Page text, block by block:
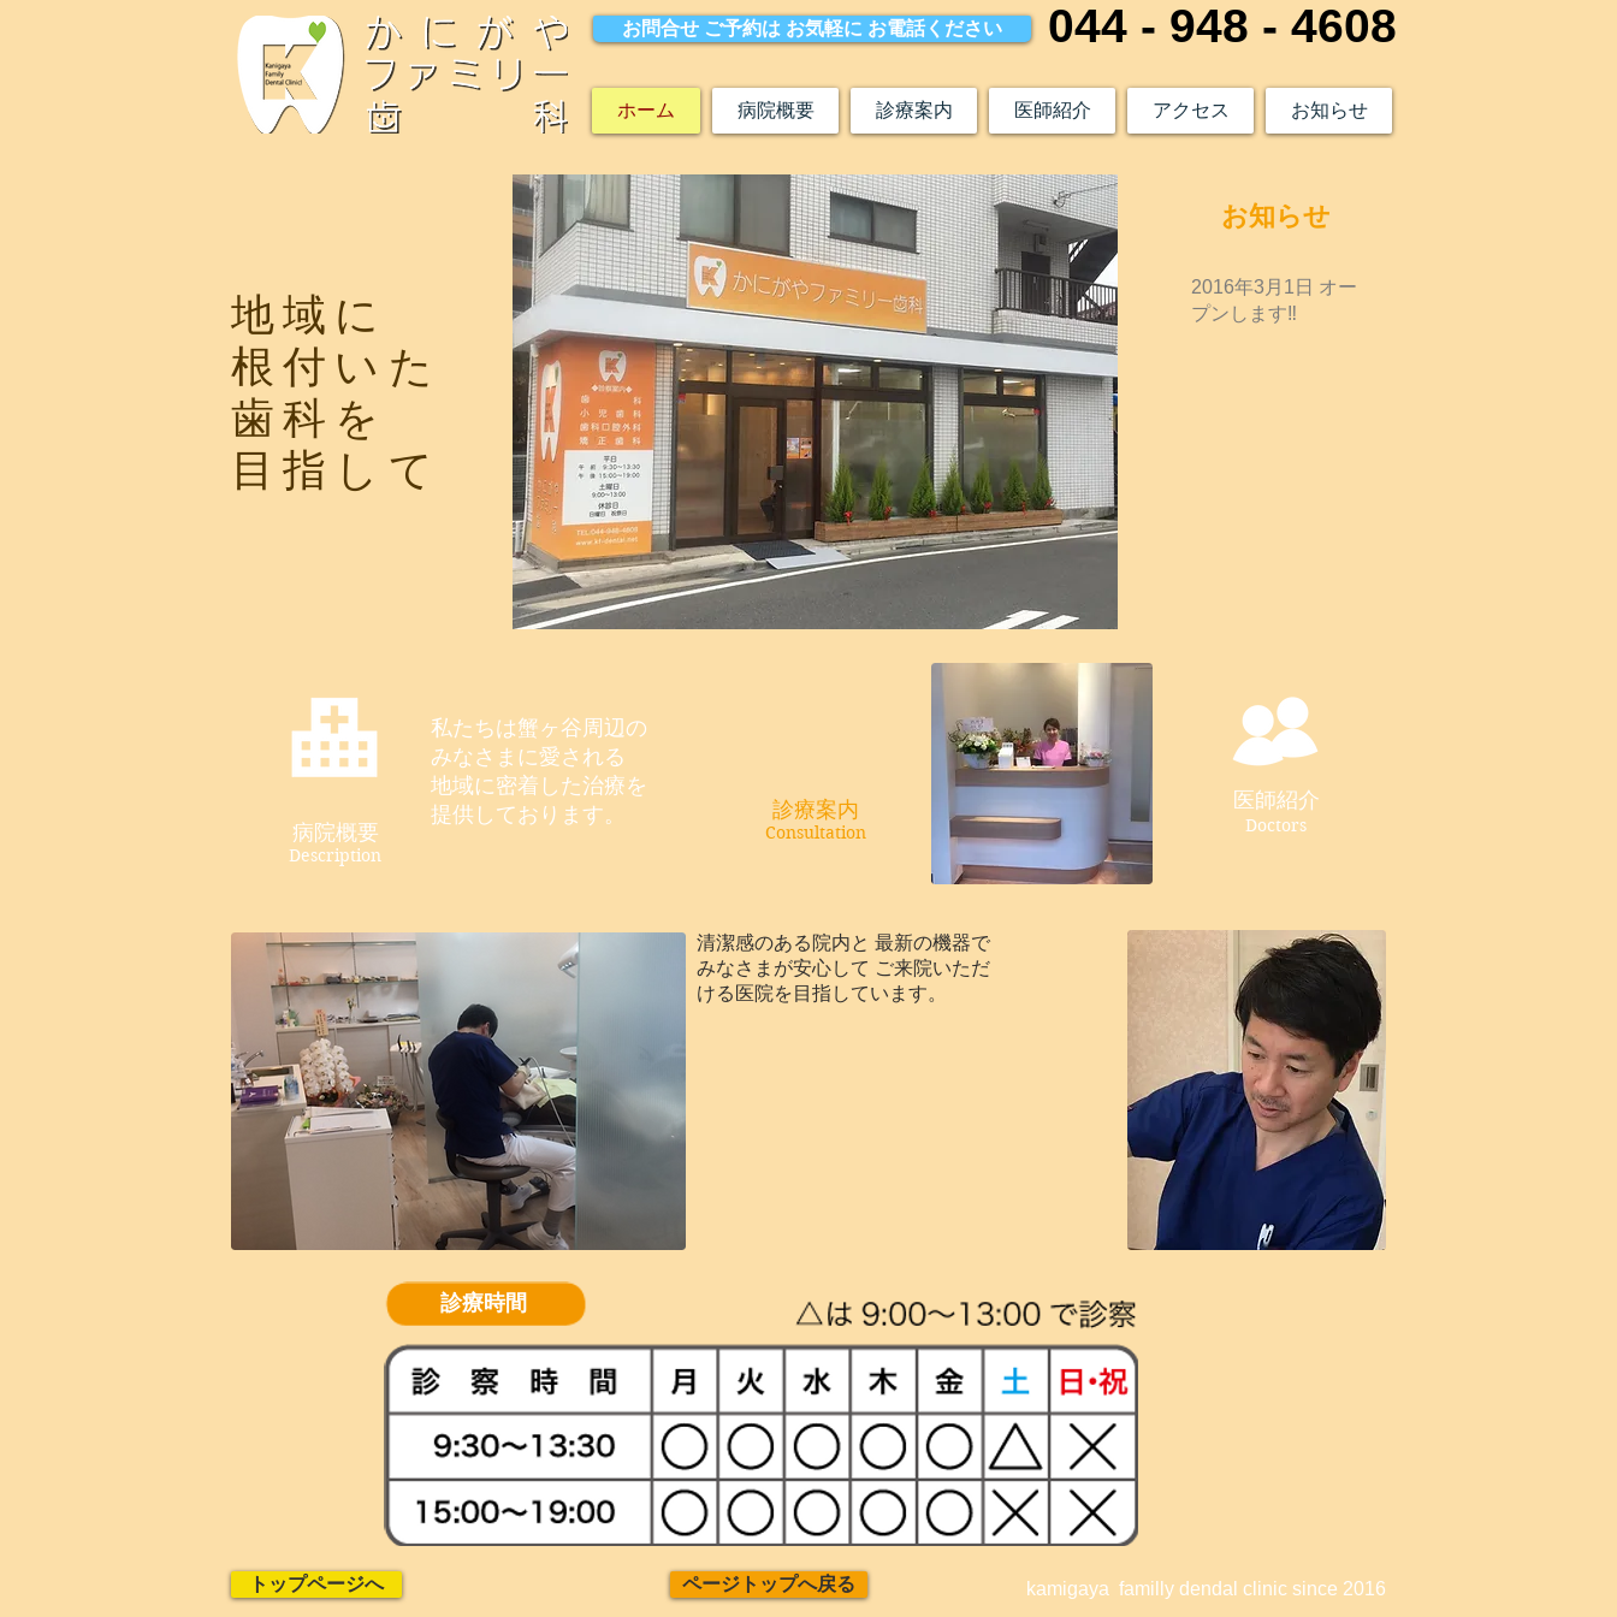
お問合せ ご予約は お気軽に お電話ください 044 - 948 - 4608
ホーム 病院概要 診療案内 医師紹介 アクセス お知らせ
地域に
根付いた
歯科を
目指して
お知らせ
2016年3月1日 オー
プンします‼️
病院概要
Description
私たちは蟹ヶ谷周辺の
みなさまに愛される
地域に密着した治療を
提供しております。
診療案内
Consultation
医師紹介
Doctors
清潔感のある院内と 最新の機器で
みなさまが安心して ご来院いただ
ける医院を目指しています。
診療時間
トップページへ ページトップへ戻る kamigaya familly dendal clinic since 2016